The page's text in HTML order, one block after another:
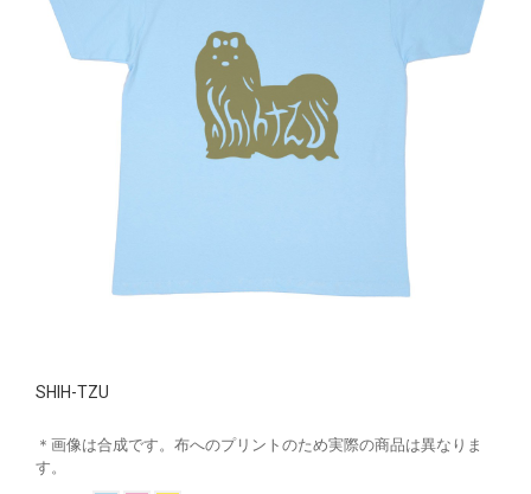
SHIH-TZU
＊画像は合成です。布へのプリントのため実際の商品は異なりま
す。